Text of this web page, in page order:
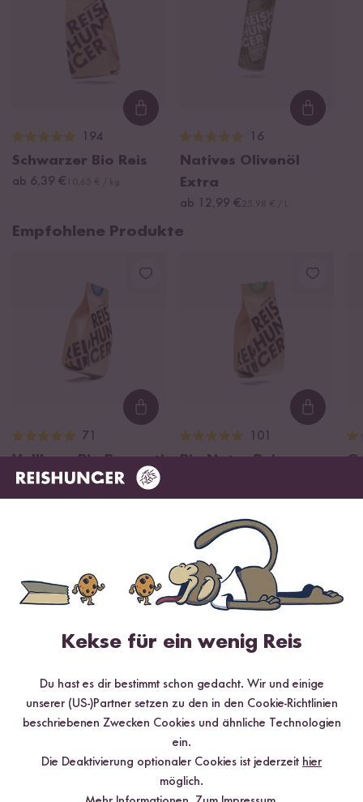
Loading...
194
Schwarzer Bio Reis
ab 6,39 €
16
Natives Olivenöl
Extra
ab 12,99 €
Empfohlene Produkte
Loading...
71
Vollkorn Bio Basmati
Reis
ab 4,79 €
101
Bio Natur Reis
Digitales Rezeptbuch per E-Mail
Kekse für ein wenig Reis
Du hast es dir bestimmt schon gedacht. Wir und einige
unserer (US-)Partner setzen zu den in den Cookie-Richtlinien
beschriebenen Zwecken Cookies und ähnliche Technologien
ein.
Die Deaktivierung optionaler Cookies ist jederzeit hier
möglich.